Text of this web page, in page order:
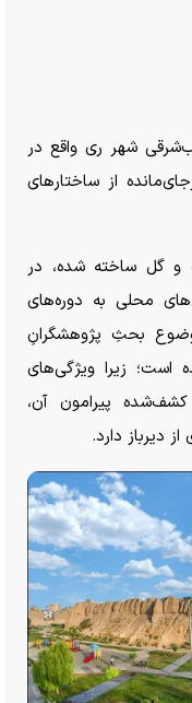
شهر ری واقع در
از ساختار‌های
گل ساخته شده، در
محلی به دوره‌های
بحثِ پژوهشگرانِ
است؛ زیرا ویژگی‌های
کشف‌شده پیرامون آن،
دیرباز دارد.